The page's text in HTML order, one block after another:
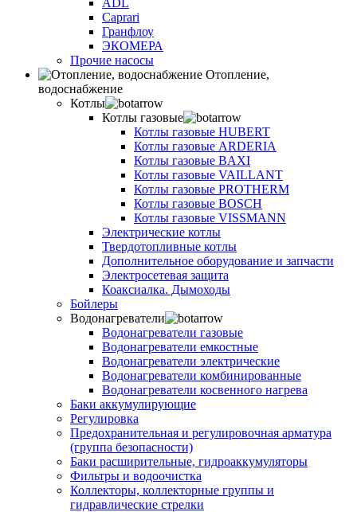
Caprari
Гранфлоу
ЭКОМЕРА
Прочие насосы
Отопление,
водоснабжение
Котлы
Котлы газовые
Котлы газовые HUBERT
Котлы газовые ARDERIA
Котлы газовые BAXI
Котлы газовые VAILLANT
Котлы газовые PROTHERM
Котлы газовые BOSCH
Котлы газовые VISSMANN
Электрические котлы
Твердотопливные котлы
Дополнительное оборудование и запчасти
Электросетевая защита
Коаксиалка. Дымоходы
Бойлеры
Водонагреватели
Водонагреватели газовые
Водонагреватели емкостные
Водонагреватели электрические
Водонагреватели комбинированные
Водонагреватели косвенного нагрева
Баки аккумулирующие
Регулировка
Предохранительная и регулировочная арматура
(группа безопасности)
Баки расширительные, гидроаккумуляторы
Фильтры и водоочистка
Коллекторы, коллекторные группы и
гидравлические стрелки